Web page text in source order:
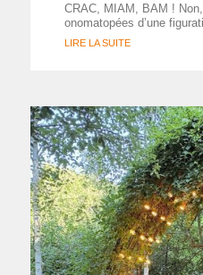
CRAC, MIAM, BAM !
onomatopées d’une
LIRE LA SUITE